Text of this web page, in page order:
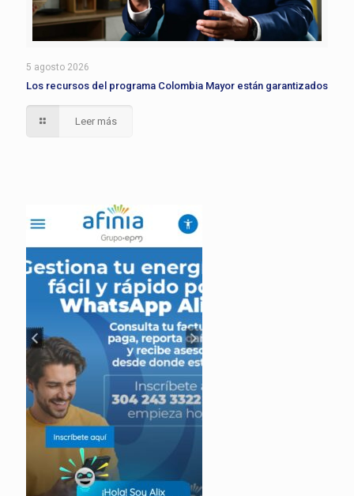
5 agosto 2026
Los recursos del programa Colombia Mayor están garantizados
Leer más